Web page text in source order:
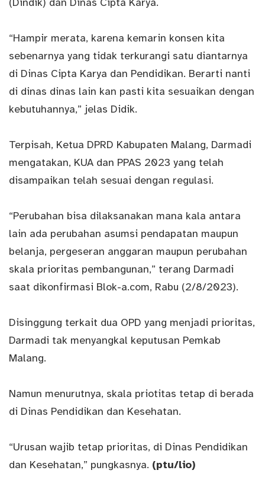
“Hampir merata, karena kemarin konsen kita
sebenarnya yang tidak terkurangi satu diantarnya
di Dinas Cipta Karya dan Pendidikan. Berarti nanti
di dinas dinas lain kan pasti kita sesuaikan dengan
kebutuhannya,” jelas Didik.
Terpisah, Ketua DPRD Kabupaten Malang, Darmadi
mengatakan, KUA dan PPAS 2023 yang telah
disampaikan telah sesuai dengan regulasi.
“Perubahan bisa dilaksanakan mana kala antara
lain ada perubahan asumsi pendapatan maupun
belanja, pergeseran anggaran maupun perubahan
skala prioritas pembangunan,” terang Darmadi
saat dikonfirmasi Blok-a.com, Rabu (2/8/2023).
Disinggung terkait dua OPD yang menjadi prioritas,
Darmadi tak menyangkal keputusan Pemkab
Malang.
Namun menurutnya, skala priotitas tetap di berada
di Dinas Pendidikan dan Kesehatan.
“Urusan wajib tetap prioritas, di Dinas Pendidikan
dan Kesehatan,” pungkasnya. (ptu/lio)